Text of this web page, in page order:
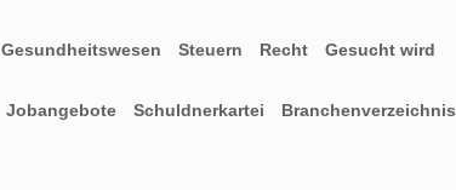
Gesundheitswesen Steuern Recht Gesucht wird
Jobangebote Schuldnerkartei Branchenverzeichnis